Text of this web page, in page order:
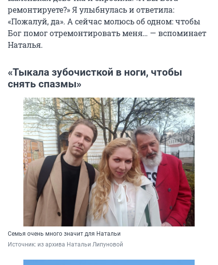
ремонтируете?» Я улыбнулась и ответила:
«Пожалуй, да». А сейчас молюсь об одном: чтобы
Бог помог отремонтировать меня… — вспоминает
Наталья.
«Тыкала зубочисткой в ноги, чтобы
снять спазмы»
Семья очень много значит для Натальи
Источник: из архива Натальи Липуновой